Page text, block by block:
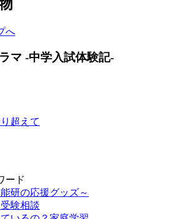
へ
超えて
ード
研の応援グッズ～
験相談